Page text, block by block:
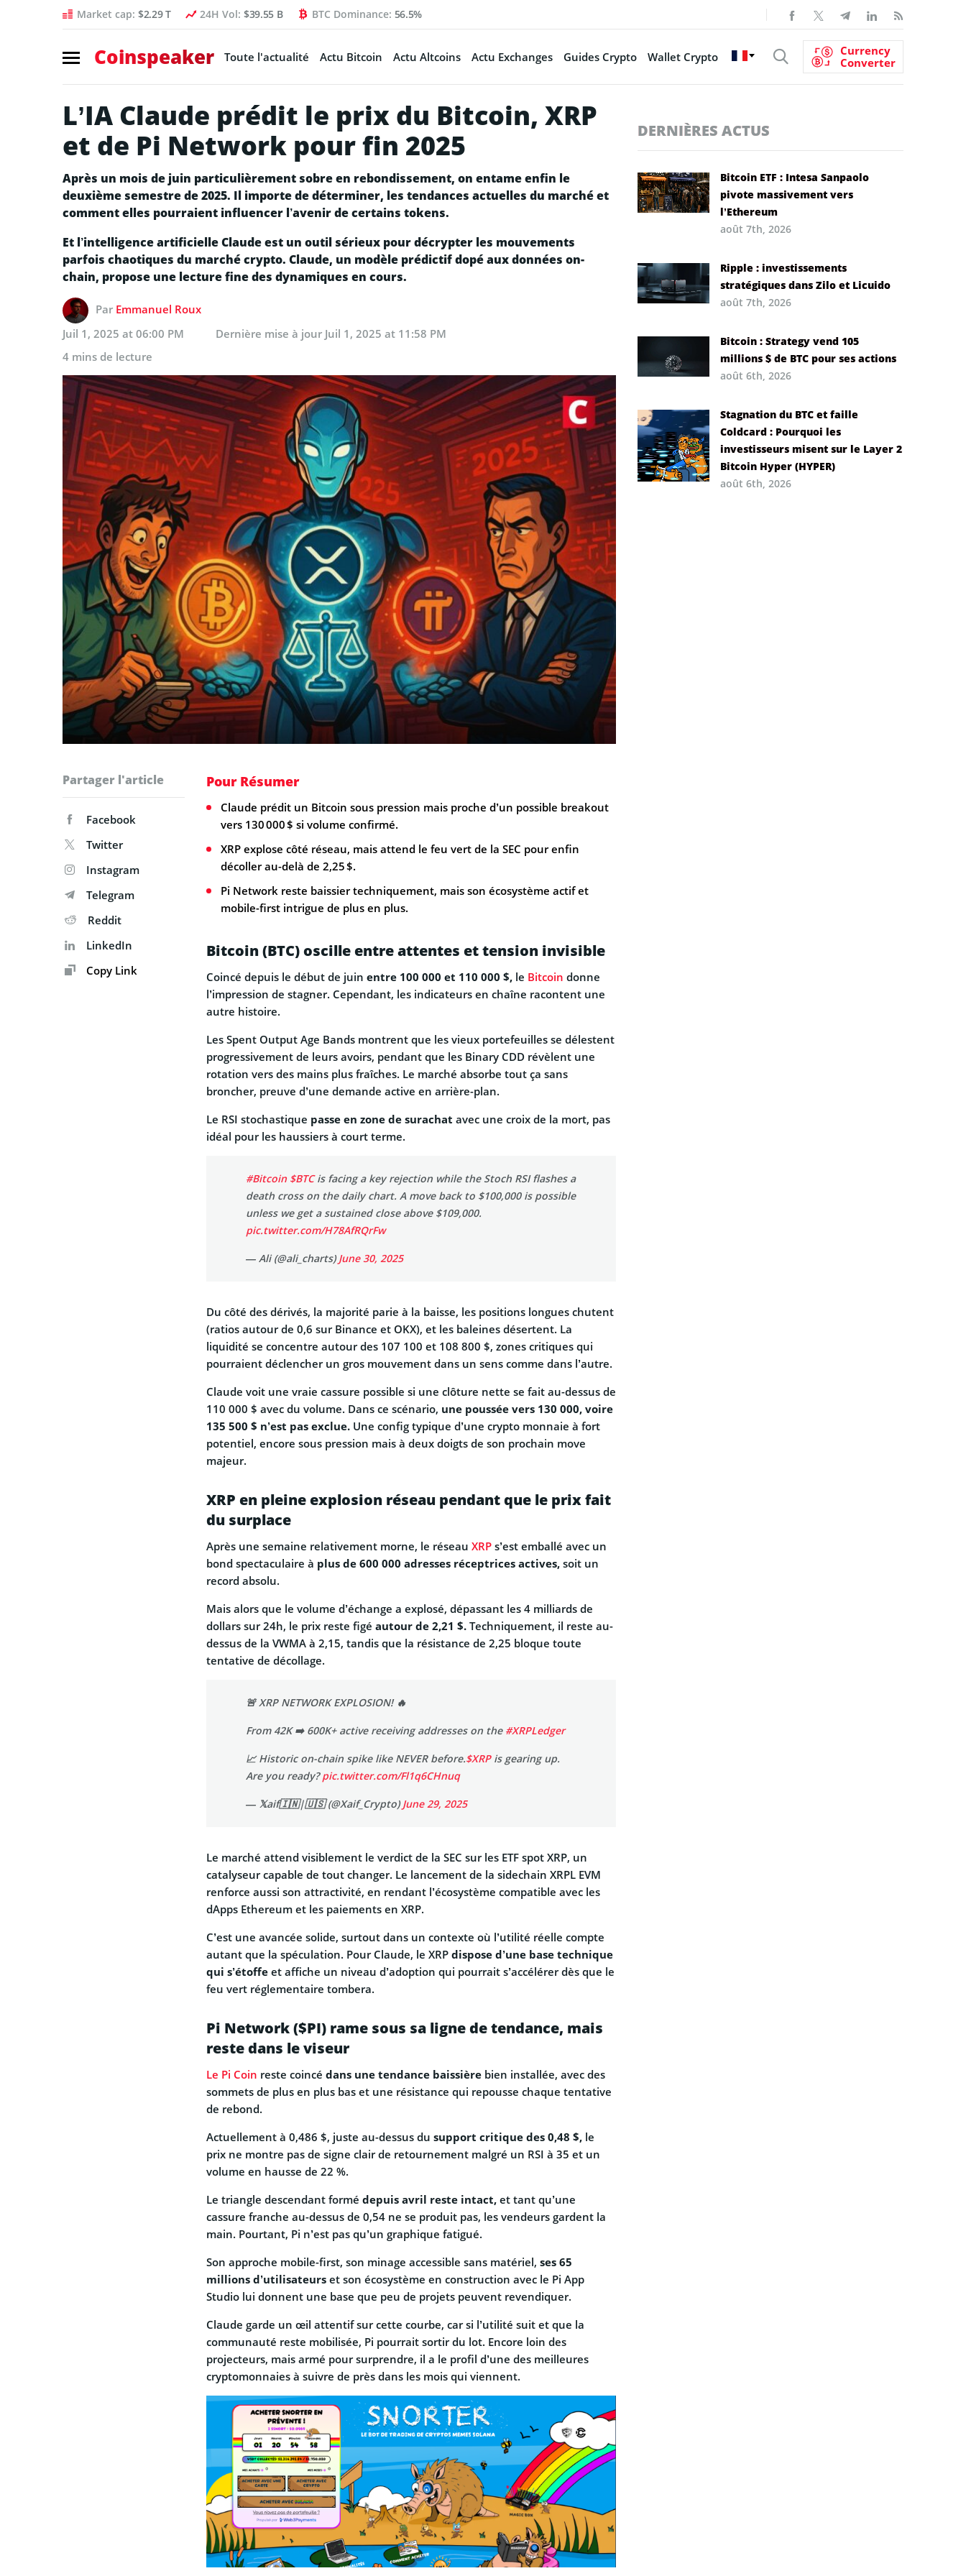
Market cap: $2.29 T 24H Vol: $39.55 B BTC Dominance: 56.5%
Coinspeaker Toute l'actualité Actu Bitcoin Actu Altcoins Actu Exchanges Guides Crypto Wallet Crypto
Currency
Converter
L’IA Claude prédit le prix du Bitcoin, XRP
et de Pi Network pour fin 2025
Après un mois de juin particulièrement sobre en rebondissement, on entame enfin le
deuxième semestre de 2025. Il importe de déterminer, les tendances actuelles du marché et
comment elles pourraient influencer l’avenir de certains tokens.
Et l’intelligence artificielle Claude est un outil sérieux pour décrypter les mouvements
parfois chaotiques du marché crypto. Claude, un modèle prédictif dopé aux données on-
chain, propose une lecture fine des dynamiques en cours.
Par Emmanuel Roux
Juil 1, 2025 at 06:00 PM
Dernière mise à jour Juil 1, 2025 at 11:58 PM
4 mins de lecture
Partager l'article
Facebook
Twitter
Instagram
Telegram
Reddit
LinkedIn
Copy Link
Pour Résumer
Claude prédit un Bitcoin sous pression mais proche d’un possible breakout
vers 130 000 $ si volume confirmé.
XRP explose côté réseau, mais attend le feu vert de la SEC pour enfin
décoller au-delà de 2,25 $.
Pi Network reste baissier techniquement, mais son écosystème actif et
mobile-first intrigue de plus en plus.
Bitcoin (BTC) oscille entre attentes et tension invisible
Coincé depuis le début de juin entre 100 000 et 110 000 $, le Bitcoin donne
l’impression de stagner. Cependant, les indicateurs en chaîne racontent une
autre histoire.
Les Spent Output Age Bands montrent que les vieux portefeuilles se délestent
progressivement de leurs avoirs, pendant que les Binary CDD révèlent une
rotation vers des mains plus fraîches. Le marché absorbe tout ça sans
broncher, preuve d’une demande active en arrière-plan.
Le RSI stochastique passe en zone de surachat avec une croix de la mort, pas
idéal pour les haussiers à court terme.
#Bitcoin $BTCis facing a key rejection while the Stoch RSI flashes a
death cross on the daily chart. A move back to $100,000 is possible
unless we get a sustained close above $109,000.
pic.twitter.com/H78AfRQrFw
— Ali (@ali_charts)June 30, 2025
Du côté des dérivés, la majorité parie à la baisse, les positions longues chutent
(ratios autour de 0,6 sur Binance et OKX), et les baleines désertent. La
liquidité se concentre autour des 107 100 et 108 800 $, zones critiques qui
pourraient déclencher un gros mouvement dans un sens comme dans l’autre.
Claude voit une vraie cassure possible si une clôture nette se fait au-dessus de
110 000 $ avec du volume. Dans ce scénario, une poussée vers 130 000, voire
135 500 $ n’est pas exclue. Une config typique d’une crypto monnaie à fort
potentiel, encore sous pression mais à deux doigts de son prochain move
majeur.
XRP en pleine explosion réseau pendant que le prix fait
du surplace
Après une semaine relativement morne, le réseau XRP s’est emballé avec un
bond spectaculaire à plus de 600 000 adresses réceptrices actives, soit un
record absolu.
Mais alors que le volume d’échange a explosé, dépassant les 4 milliards de
dollars sur 24h, le prix reste figé autour de 2,21 $. Techniquement, il reste au-
dessus de la VWMA à 2,15, tandis que la résistance de 2,25 bloque toute
tentative de décollage.
🚨 XRP NETWORK EXPLOSION! 🔥
From 42K ➡️ 600K+ active receiving addresses on the #XRPLedger
📈 Historic on-chain spike like NEVER before.$XRPis gearing up.
Are you ready?pic.twitter.com/Fl1q6CHnuq
— 𝕏aif🇮🇳|🇺🇸 (@Xaif_Crypto)June 29, 2025
Le marché attend visiblement le verdict de la SEC sur les ETF spot XRP, un
catalyseur capable de tout changer. Le lancement de la sidechain XRPL EVM
renforce aussi son attractivité, en rendant l’écosystème compatible avec les
dApps Ethereum et les paiements en XRP.
C’est une avancée solide, surtout dans un contexte où l’utilité réelle compte
autant que la spéculation. Pour Claude, le XRP dispose d’une base technique
qui s’étoffe et affiche un niveau d’adoption qui pourrait s’accélérer dès que le
feu vert réglementaire tombera.
Pi Network ($PI) rame sous sa ligne de tendance, mais
reste dans le viseur
Le Pi Coin reste coincé dans une tendance baissière bien installée, avec des
sommets de plus en plus bas et une résistance qui repousse chaque tentative
de rebond.
Actuellement à 0,486 $, juste au-dessus du support critique des 0,48 $, le
prix ne montre pas de signe clair de retournement malgré un RSI à 35 et un
volume en hausse de 22 %.
Le triangle descendant formé depuis avril reste intact, et tant qu’une
cassure franche au-dessus de 0,54 ne se produit pas, les vendeurs gardent la
main. Pourtant, Pi n’est pas qu’un graphique fatigué.
Son approche mobile-first, son minage accessible sans matériel, ses 65
millions d’utilisateurs et son écosystème en construction avec le Pi App
Studio lui donnent une base que peu de projets peuvent revendiquer.
Claude garde un œil attentif sur cette courbe, car si l’utilité suit et que la
communauté reste mobilisée, Pi pourrait sortir du lot. Encore loin des
projecteurs, mais armé pour surprendre, il a le profil d’une des meilleures
cryptomonnaies à suivre de près dans les mois qui viennent.
DERNIÈRES ACTUS
Bitcoin ETF : Intesa Sanpaolo
pivote massivement vers
l’Ethereum
août 7th, 2026
Ripple : investissements
stratégiques dans Zilo et Licuido
août 7th, 2026
Bitcoin : Strategy vend 105
millions $ de BTC pour ses actions
août 6th, 2026
Stagnation du BTC et faille
Coldcard : Pourquoi les
investisseurs misent sur le Layer 2
Bitcoin Hyper (HYPER)
août 6th, 2026